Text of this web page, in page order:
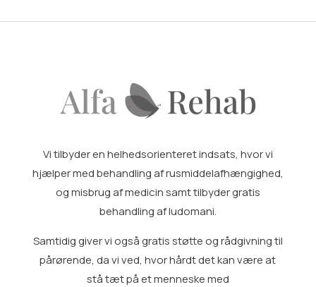
Vi tilbyder en helhedsorienteret indsats, hvor vi
hjælper medbehandling af rusmiddelafhængighed,
og misbrug af medicin samt tilbyder gratis
behandling af ludomani.
Samtidig giver vi også gratisstøtte og rådgivning til
pårørende, da vi ved, hvor hårdt det kan være at
stå tæt på et menneske med